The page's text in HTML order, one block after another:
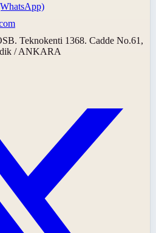
Teknokenti 1368. Cadde No.61,
/ ANKARA